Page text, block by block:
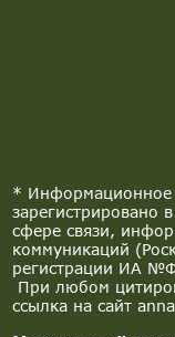
* Информационное
зарегистрировано
сфере связи,
коммуникаций
регистрации ИА
При любом
ссылка на сайт